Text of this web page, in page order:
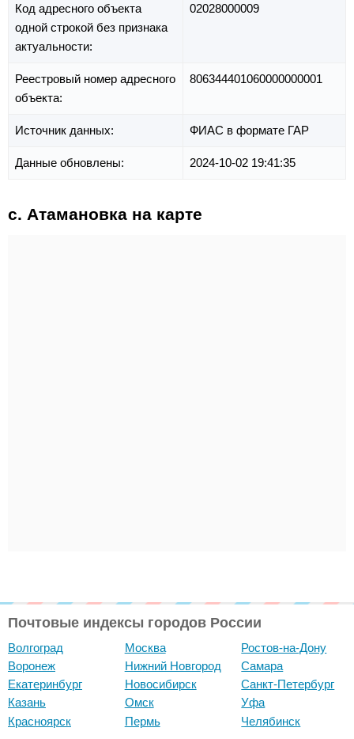
Код адресного объекта
одной строкой без признака
актуальности:
02028000009
Реестровый номер адресного
объекта:
806344401060000000001
Источник данных: ФИАС в формате ГАР
Данные обновлены: 2024-10-02 19:41:35
с. Атамановка на карте
Почтовые индексы городов России
Волгоград
Воронеж
Екатеринбург
Казань
Красноярск
Москва
Нижний Новгород
Новосибирск
Омск
Пермь
Ростов-на-Дону
Самара
Санкт-Петербург
Уфа
Челябинск